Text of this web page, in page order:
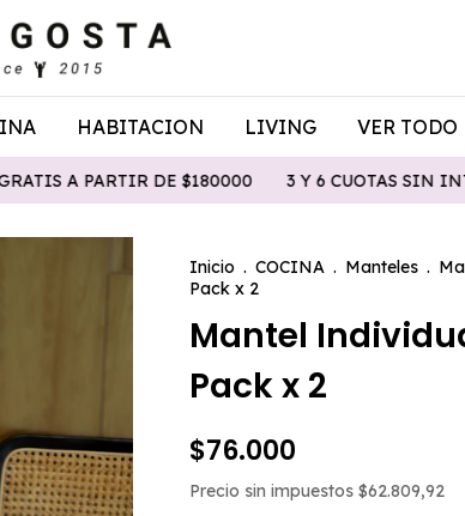
HABITACION LIVING VER TODO
$180000 3 Y 6 CUOTAS SIN INTERÉS 15%
Inicio . COCINA . Manteles .
Pack x 2
Mantel
Pack x 2
$76.000
Precio sin impuestos $62.809,92